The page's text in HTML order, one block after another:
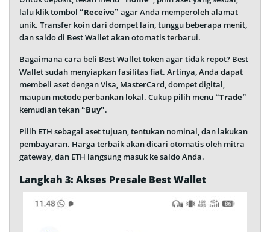
lalu klik tombol “Receive” agar Anda memperoleh alamat
unik. Transfer koin dari dompet lain, tunggu beberapa menit,
dan saldo di Best Wallet akan otomatis terbarui.
Bagaimana cara beli Best Wallet token agar tidak repot? Best
Wallet sudah menyiapkan fasilitas fiat. Artinya, Anda dapat
membeli aset dengan Visa, MasterCard, dompet digital,
maupun metode perbankan lokal. Cukup pilih menu “Trade”
kemudian tekan “Buy”.
Pilih ETH sebagai aset tujuan, tentukan nominal, dan lakukan
pembayaran. Harga terbaik akan dicari otomatis oleh mitra
gateway, dan ETH langsung masuk ke saldo Anda.
Langkah 3: Akses Presale Best Wallet